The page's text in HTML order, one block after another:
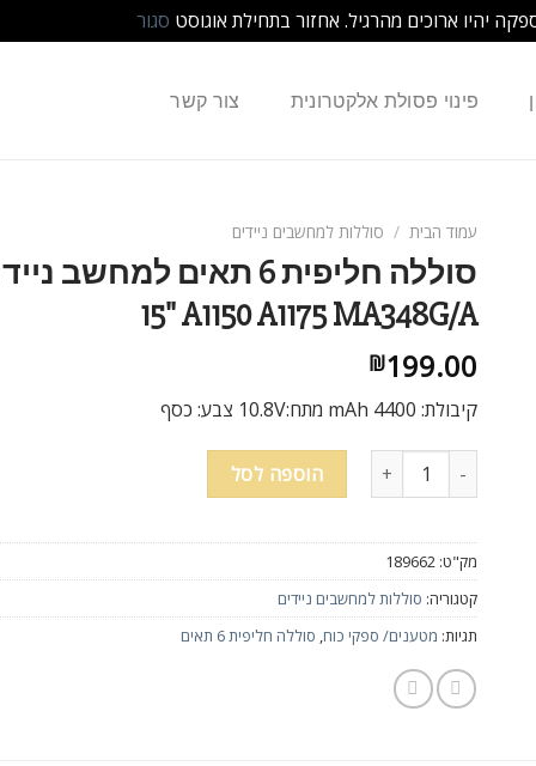
יהיו ארוכים מהרגיל. אחזור בתחילת אוגוסט סגור
פינוי פסולת אלקטרונית צור קשר
עמוד הבית / סוללות למחשבים ניידים
15" A1150 A1175 MA348G/A
₪199.00
קיבולת: mAh 4400 מתח:10.8V צבע: כסף
הוספה לסל
מק"ט: 189662
קטגוריה: סוללות למחשבים ניידים
תגיות: מטענים/ ספקי כוח, סוללה חליפית 6 תאים